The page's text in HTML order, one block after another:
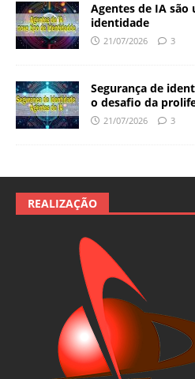
Agentes de IA
identidade
21/07/2026 3
Segurança de
o desafio da
21/07/2026 3
REALIZAÇÃO